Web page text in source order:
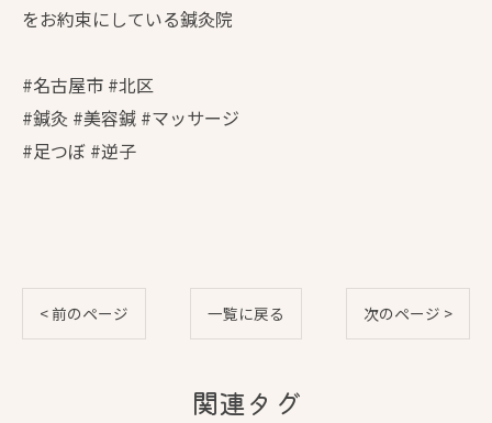
をお約束にしている鍼灸院
#名古屋市 #北区
#鍼灸 #美容鍼 #マッサージ
#足つぼ #逆子
< 前のページ 一覧に戻る 次のページ >
関連タグ